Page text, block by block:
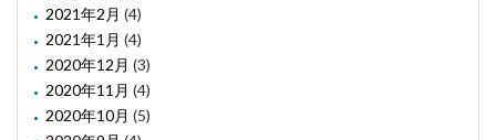
2021年2月 (4)
2021年1月 (4)
2020年12月 (3)
2020年11月 (4)
2020年10月 (5)